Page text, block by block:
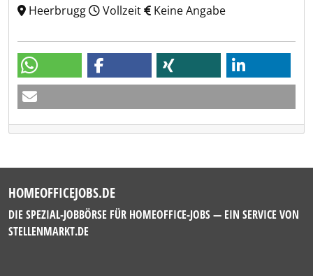
Heerbrugg
Vollzeit Keine Angabe
HOMEOFFICEJOBS.DE
DIE SPEZIAL-JOBBÖRSE FÜR HOMEOFFICE-JOBS — EIN SERVICE VON
STELLENMARKT.DE